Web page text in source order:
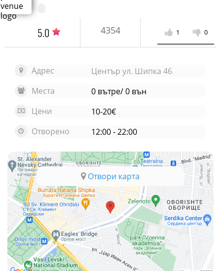
5.0 4354 1 0
Адрес
Център ул. Шипка 46
Места
0 вътре/ 0 вън
Цени
10-20€
Отворено
12:00 - 22:00
Отвори карта